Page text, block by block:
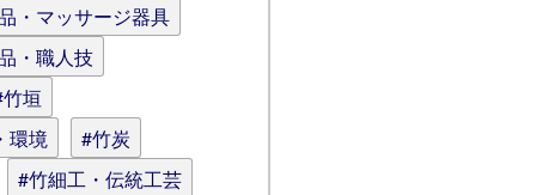
・マッサージ器具
・職人技
垣
環境
#竹炭
#竹細工・伝統工芸